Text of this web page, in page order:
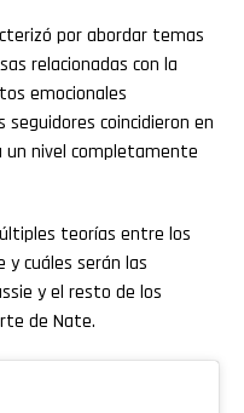
por abordar temas
relacionadas con la
emocionales
coincidieron en
un nivel completamente
teorías entre los
y cuáles serán las
y el resto de los
de Nate.